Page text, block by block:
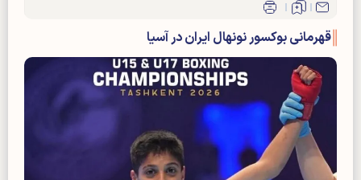
قهرمانی بوکسور نونهال ایران در آسیا